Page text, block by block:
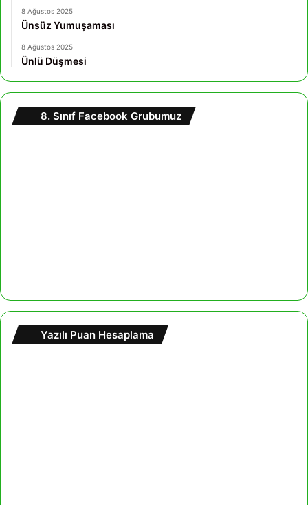
8 Ağustos 2025
Ünsüz Yumuşaması
8 Ağustos 2025
Ünlü Düşmesi
8. Sınıf Facebook Grubumuz
Yazılı Puan Hesaplama